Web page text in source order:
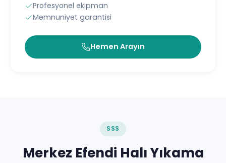
Profesyonel ekipman
Memnuniyet garantisi
Hemen Arayın
SSS
Merkez Efendi Halı Yıkama